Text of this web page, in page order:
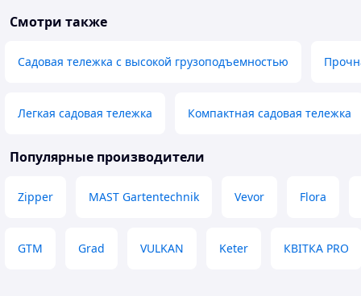
Смотри также
Садовая тележка с высокой грузоподъемностью
Легкая садовая тележка Компактная садовая тележка
Популярные производители
Zipper MAST Gartentechnik Vevor Flora
GTM Grad VULKAN Keter КВІТКА PRO